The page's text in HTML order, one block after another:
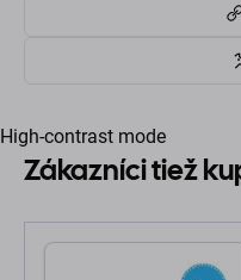
High-contrast mode
Zákazníci tiež